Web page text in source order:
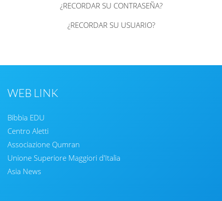
¿RECORDAR SU CONTRASEÑA?
¿RECORDAR SU USUARIO?
WEB LINK
Bibbia EDU
Centro Aletti
Associazione Qumran
Unione Superiore Maggiori d'Italia
Asia News